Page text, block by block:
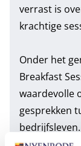
verrast is
krachtige
Onder het
Breakfast
waardevolle
gesprekken